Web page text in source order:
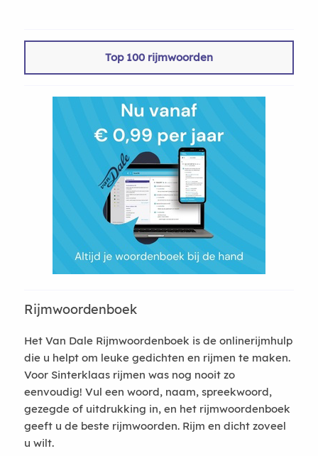
Top 100 rijmwoorden
Rijmwoordenboek
Het Van Dale Rijmwoordenboek is de onlinerijmhulp
die u helpt om leuke gedichten en rijmen te maken.
Voor Sinterklaas rijmen was nog nooit zo
eenvoudig! Vul een woord, naam, spreekwoord,
gezegde of uitdrukking in, en het rijmwoordenboek
geeft u de beste rijmwoorden. Rijm en dicht zoveel
u wilt.